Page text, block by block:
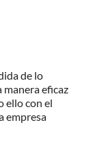
de lo
eficaz
ello con el
empresa